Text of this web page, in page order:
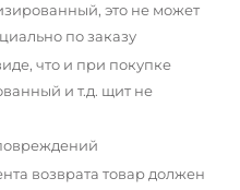
это не может
по заказу
что и при покупке
и т.д. щит не
возврата товар должен